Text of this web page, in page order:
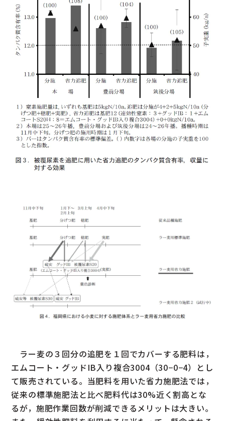
ラー麦の３回分の追肥を１回でカバーする肥料は，
エムコート・グッドIB入り複合3004（30−0−4）とし
て販売されている。当肥料を用いた省力施肥法では，
従来の標準施肥法と比べ肥料代は30%近く割高とな
るが，施肥作業回数が削減できるメリットは大きい。